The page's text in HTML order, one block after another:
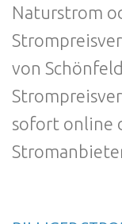
Naturstrom
von
sofort online